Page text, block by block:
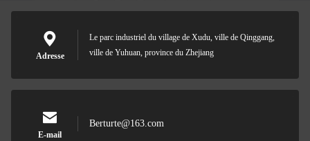
Adresse
Le parc industriel du village de Xudu, ville de Qinggang,
ville de Yuhuan, province du Zhejiang
E-mail
Berturte@163.com